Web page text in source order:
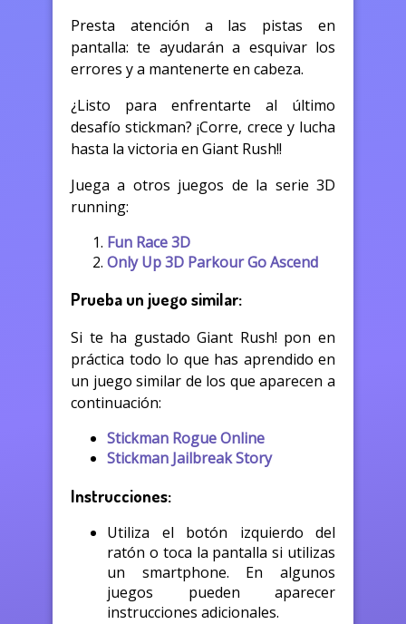
Presta atención a las pistas en
pantalla: te ayudarán a esquivar los
errores y a mantenerte en cabeza.
¿Listo para enfrentarte al último
desafío stickman? ¡Corre, crece y lucha
hasta la victoria en Giant Rush!!
Juega a otros juegos de la serie 3D
running:
Fun Race 3D
Only Up 3D Parkour Go Ascend
Prueba un juego similar:
Si te ha gustado Giant Rush! pon en
práctica todo lo que has aprendido en
un juego similar de los que aparecen a
continuación:
Stickman Rogue Online
Stickman Jailbreak Story
Instrucciones:
Utiliza el botón izquierdo del
ratón o toca la pantalla si utilizas
un smartphone. En algunos
juegos pueden aparecer
instrucciones adicionales.